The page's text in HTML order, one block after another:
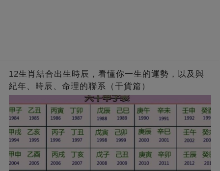
12生肖結合出生時辰，看懂你一生的運勢，以及與
紀年、時辰、命理的聯系（干貨篇）